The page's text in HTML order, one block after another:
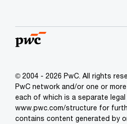
© 2004 - 2026 PwC. All rights
PwC network and/or one or
each of which is a separate
www.pwc.com/structure for
contains content generated by